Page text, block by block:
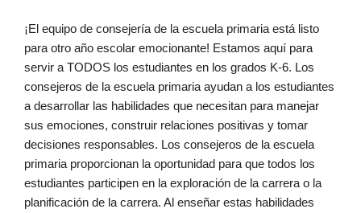
¡El equipo de consejería de la escuela primaria está listo
para otro año escolar emocionante! Estamos aquí para
servir a TODOS los estudiantes en los grados K-6. Los
consejeros de la escuela primaria ayudan a los estudiantes
a desarrollar las habilidades que necesitan para manejar
sus emociones, construir relaciones positivas y tomar
decisiones responsables. Los consejeros de la escuela
primaria proporcionan la oportunidad para que todos los
estudiantes participen en la exploración de la carrera o la
planificación de la carrera. Al enseñar estas habilidades